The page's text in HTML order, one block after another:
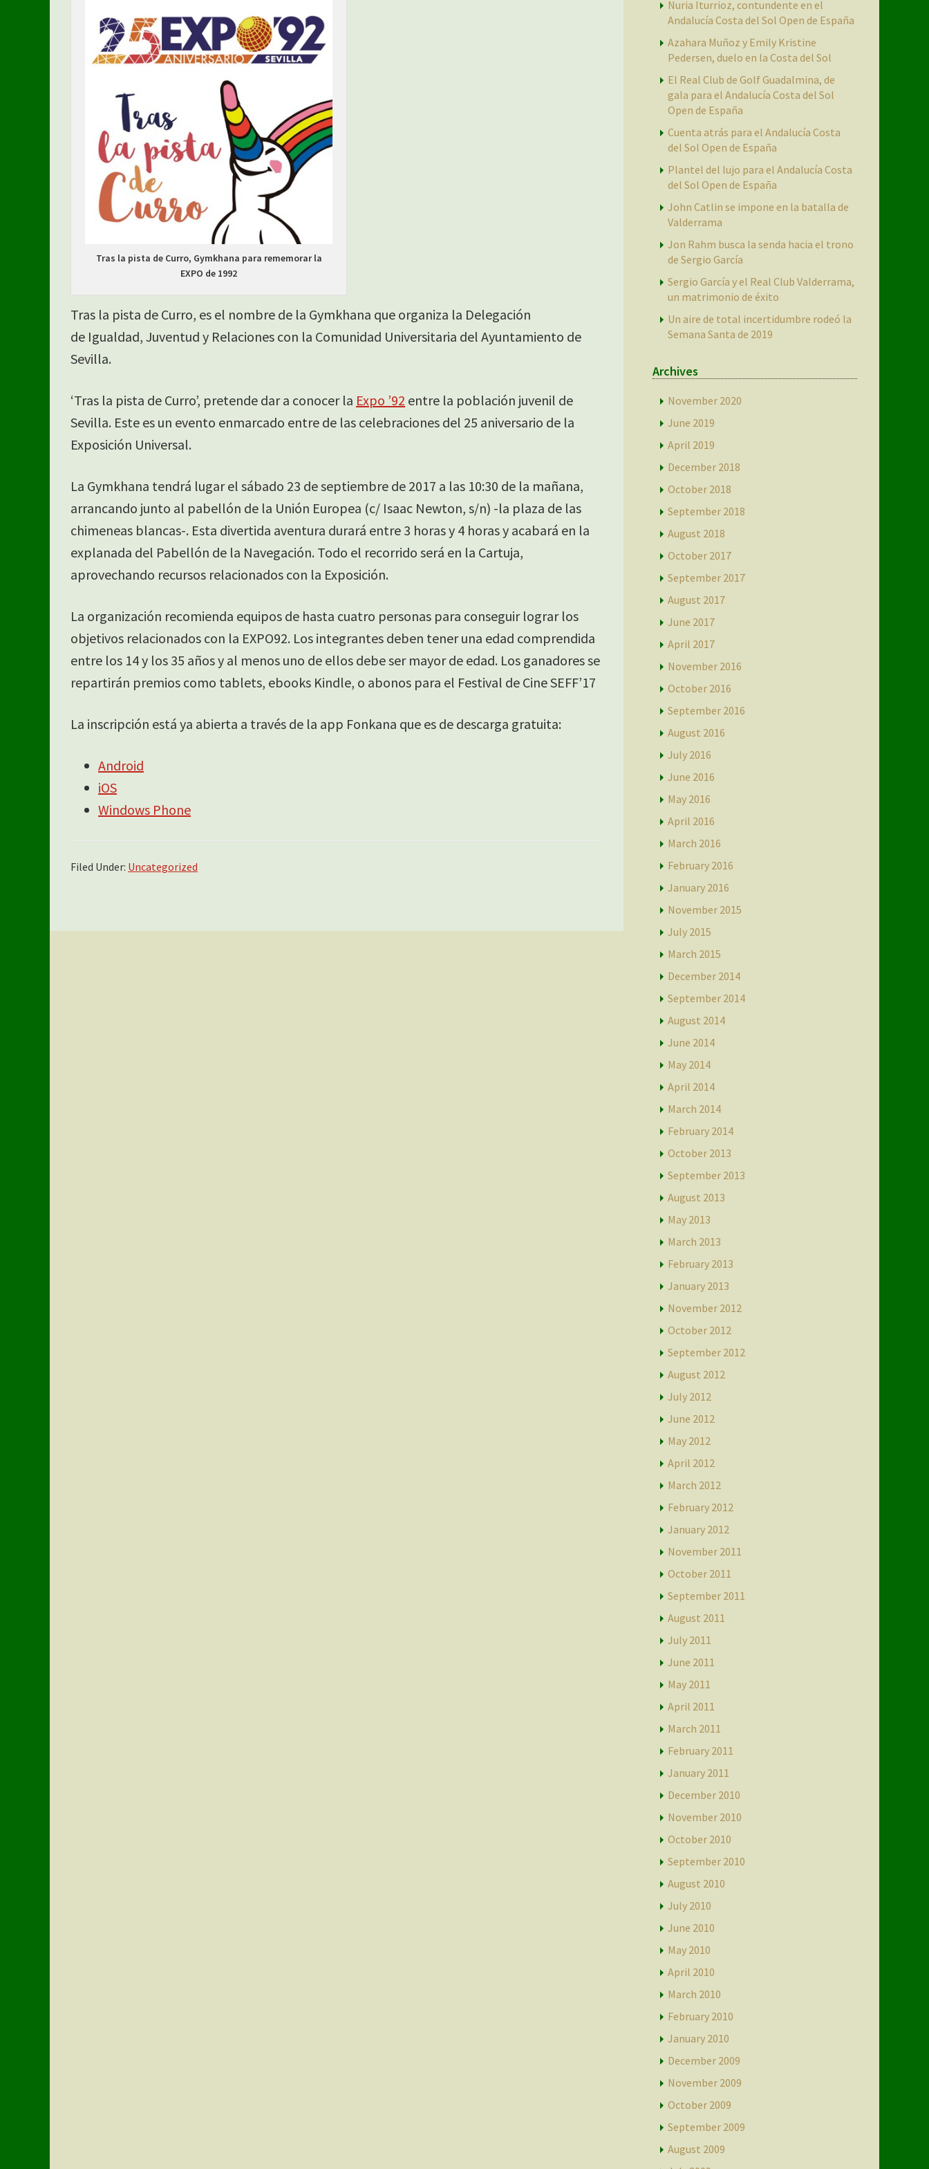
Tras la pista de Curro, Gymkhana para rememorar la
EXPO de 1992
Tras la pista de Curro, es el nombre de la Gymkhana que organiza la Delegación
de Igualdad, Juventud y Relaciones con la Comunidad Universitaria del Ayuntamiento de
Sevilla.
‘Tras la pista de Curro’, pretende dar a conocer la Expo ’92 entre la población juvenil de
Sevilla. Este es un evento enmarcado entre de las celebraciones del 25 aniversario de la
Exposición Universal.
La Gymkhana tendrá lugar el sábado 23 de septiembre de 2017 a las 10:30 de la mañana,
arrancando junto al pabellón de la Unión Europea (c/ Isaac Newton, s/n) -la plaza de las
chimeneas blancas-. Esta divertida aventura durará entre 3 horas y 4 horas y acabará en la
explanada del Pabellón de la Navegación. Todo el recorrido será en la Cartuja,
aprovechando recursos relacionados con la Exposición.
La organización recomienda equipos de hasta cuatro personas para conseguir lograr los
objetivos relacionados con la EXPO92. Los integrantes deben tener una edad comprendida
entre los 14 y los 35 años y al menos uno de ellos debe ser mayor de edad. Los ganadores se
repartirán premios como tablets, ebooks Kindle, o abonos para el Festival de Cine SEFF’17
La inscripción está ya abierta a través de la app Fonkana que es de descarga gratuita:
Android
iOS
Windows Phone
Filed Under: Uncategorized
Nuria Iturrioz, contundente en el
Andalucía Costa del Sol Open de España
Azahara Muñoz y Emily Kristine
Pedersen, duelo en la Costa del Sol
El Real Club de Golf Guadalmina, de
gala para el Andalucía Costa del Sol
Open de España
Cuenta atrás para el Andalucía Costa
del Sol Open de España
Plantel del lujo para el Andalucía Costa
del Sol Open de España
John Catlin se impone en la batalla de
Valderrama
Jon Rahm busca la senda hacia el trono
de Sergio García
Sergio García y el Real Club Valderrama,
un matrimonio de éxito
Un aire de total incertidumbre rodeó la
Semana Santa de 2019
Archives
November 2020
June 2019
April 2019
December 2018
October 2018
September 2018
August 2018
October 2017
September 2017
August 2017
June 2017
April 2017
November 2016
October 2016
September 2016
August 2016
July 2016
June 2016
May 2016
April 2016
March 2016
February 2016
January 2016
November 2015
July 2015
March 2015
December 2014
September 2014
August 2014
June 2014
May 2014
April 2014
March 2014
February 2014
October 2013
September 2013
August 2013
May 2013
March 2013
February 2013
January 2013
November 2012
October 2012
September 2012
August 2012
July 2012
June 2012
May 2012
April 2012
March 2012
February 2012
January 2012
November 2011
October 2011
September 2011
August 2011
July 2011
June 2011
May 2011
April 2011
March 2011
February 2011
January 2011
December 2010
November 2010
October 2010
September 2010
August 2010
July 2010
June 2010
May 2010
April 2010
March 2010
February 2010
January 2010
December 2009
November 2009
October 2009
September 2009
August 2009